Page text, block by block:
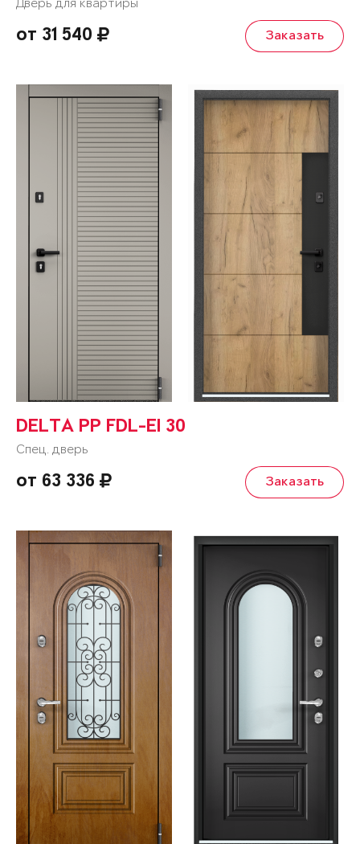
Дверь для квартиры
от 31 540 Заказать
DELTA PP FDL-EI 30
Спец. дверь
от 63 336 Заказать